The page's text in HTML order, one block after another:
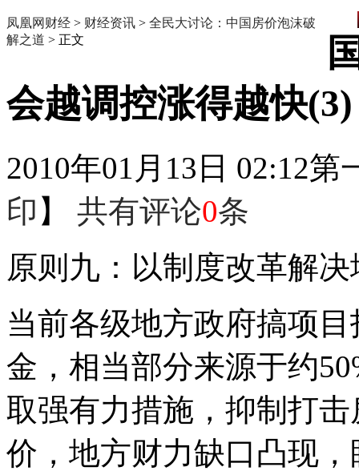
凤凰网财经 > 财经资讯 > 全民大讨论：中国房价泡沫破
解之道 > 正文
会越调控涨得越快(3)
2010年01月13日 02:12第
印 】 共有评论0条
原则九：以制度改革解
当前各级地方政府搞项
金，相当部分来源于约
取强有力措施，抑制打
价，地方财力缺口凸现